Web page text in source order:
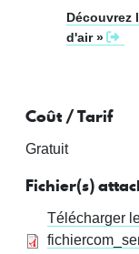
Découvrez
d'air »
Coût / Tarif
Gratuit
Fichier(s)
Télécharger
fichier